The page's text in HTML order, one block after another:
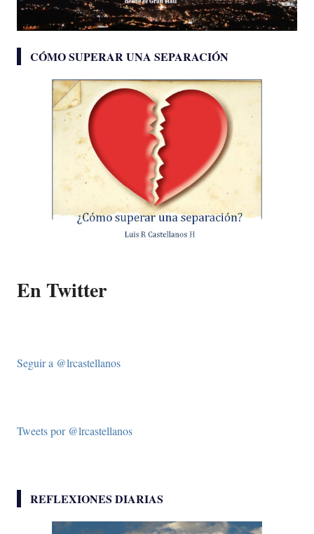
CÓMO SUPERAR UNA SEPARACIÓN
En Twitter
Seguir a @lrcastellanos
Tweets por @lrcastellanos
REFLEXIONES DIARIAS